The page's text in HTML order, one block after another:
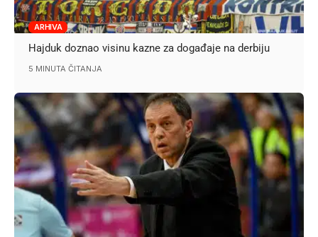
ARHIVA
Hajduk doznao visinu kazne za događaje na derbiju
5 MINUTA ČITANJA